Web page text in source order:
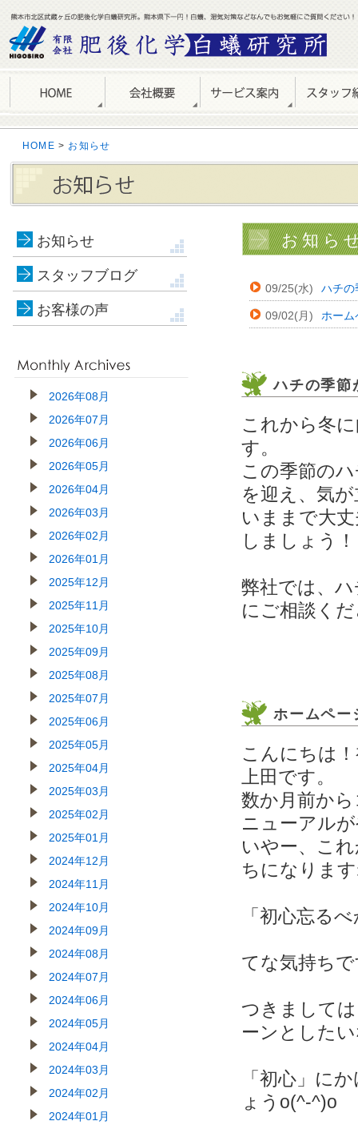
HOME > お知らせ
お知らせ
スタッフブログ
お客様の声
2026年08月
2026年07月
2026年06月
2026年05月
2026年04月
2026年03月
2026年02月
2026年01月
2025年12月
2025年11月
2025年10月
2025年09月
2025年08月
2025年07月
2025年06月
2025年05月
2025年04月
2025年03月
2025年02月
2025年01月
2024年12月
2024年11月
2024年10月
2024年09月
2024年08月
2024年07月
2024年06月
2024年05月
2024年04月
2024年03月
2024年02月
2024年01月
お知ら
09/25(水) ハチの
09/02(月) ホー
ハチの季節
これから冬
す。
この季節の
を迎え、気
いままで大
しましょう！
弊社では、
にご相談く
ホームペー
こんにちは
上田です。
数か月前か
ニューアル
いやー、こ
ちになりま
「初心忘る
てな気持ち
つきまして
ーンとした
「初心」に
ょうo(^-^)o